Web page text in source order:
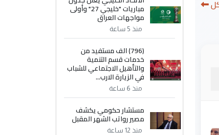
مباريات "خليجي 27" وأولى
مواجهات العراق
منذ 5 ساعة
(796) الف مستفيد من
خدمات قسم التنمية
والتأهيل الاجتماعي للشباب
في الزيارة الارب...
منذ 6 ساعة
مستشار حكومي يكشف
مصير رواتب الشهر المقبل
منذ 12 ساعة